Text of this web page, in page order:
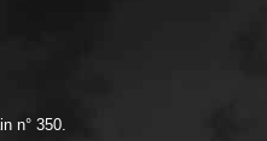
n° 350.